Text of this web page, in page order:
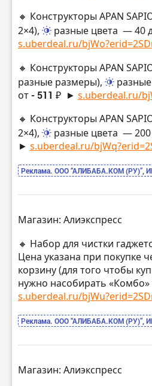
🔸 Конструкторы APAN
2×4),
разные цвета — 40
s.uberdeal.ru/
🔸 Конструкторы APAN
разные размеры),
от- 511 ₽ ► s.uberdeal.ru/
🔸 Конструкторы APAN
2×4),
разные цвета — 200
► s.uberdeal.ru/
Реклама. ООО “АЛИБАБА.КОМ (РУ)”,
Магазин: Алиэкспресс
🔸 Набор для чистки
Цена указана при покупке
корзину (для того чтобы
нужно насобирать
s.uberdeal.ru/
Реклама. ООО “АЛИБАБА.КОМ (РУ)”,
Магазин: Алиэкспресс